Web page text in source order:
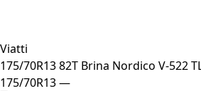
Viatti
175/70R13 82T Brina Nordico V-522
175/70R13 —